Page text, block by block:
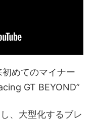
めてのマイナー
GT BEYOND”
、大型化するブレ